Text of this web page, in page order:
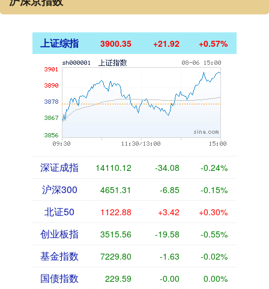
上证综指 3900.35 +21.92 +0.57%
深证成指 14110.12 -34.08 -0.24%
沪深300 4651.31 -6.85 -0.15%
北证50 1122.88 +3.42 +0.30%
创业板指 3515.56 -19.58 -0.55%
基金指数 7229.80 -1.63 -0.02%
国债指数 229.59 -0.00 0.00%